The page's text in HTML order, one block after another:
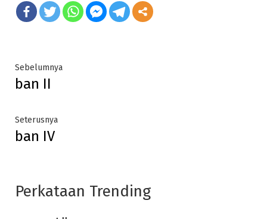
Post
navigation
SebelumnyaPrevious
ban II
SeterusnyaNext
ban IV
Perkataan Trending